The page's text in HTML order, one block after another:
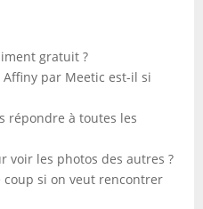
gratuit ?
par Meetic est-il si
répondre à toutes les
voir les photos des autres ?
si on veut rencontrer